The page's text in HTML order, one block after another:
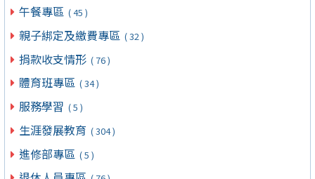
午餐專區 ( 45 )
親子綁定及繳費專區 ( 32 )
捐款收支情形 ( 76 )
體育班專區 ( 34 )
服務學習 ( 5 )
生涯發展教育 ( 304 )
進修部專區 ( 5 )